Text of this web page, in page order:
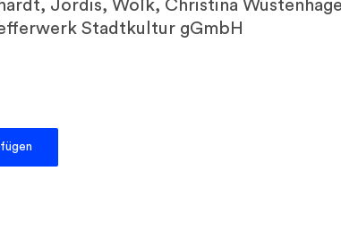
Jördis, Wölk, Christina
Stadtkultur gGmbH